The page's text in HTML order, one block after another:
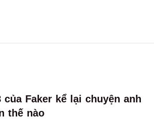
Faker kể lại chuyện anh
thế nào